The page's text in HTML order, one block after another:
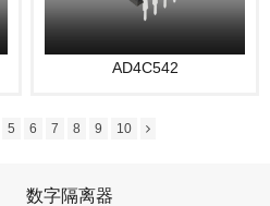
AD4C542
5 6 7 8 9 10
数字隔离器